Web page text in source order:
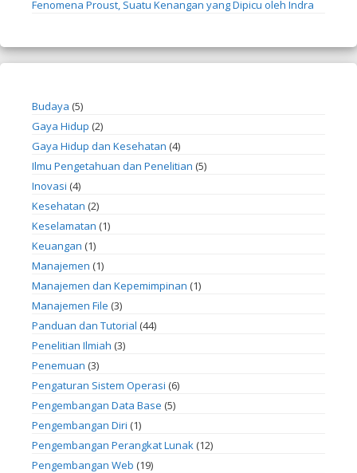
Fenomena Proust, Suatu Kenangan yang Dipicu oleh Indra
Budaya (5)
Gaya Hidup (2)
Gaya Hidup dan Kesehatan (4)
Ilmu Pengetahuan dan Penelitian (5)
Inovasi (4)
Kesehatan (2)
Keselamatan (1)
Keuangan (1)
Manajemen (1)
Manajemen dan Kepemimpinan (1)
Manajemen File (3)
Panduan dan Tutorial (44)
Penelitian Ilmiah (3)
Penemuan (3)
Pengaturan Sistem Operasi (6)
Pengembangan Data Base (5)
Pengembangan Diri (1)
Pengembangan Perangkat Lunak (12)
Pengembangan Web (19)